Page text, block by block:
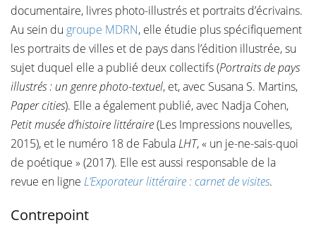
documentaire, livres photo-illustrés et portraits d’écrivains.
Au sein du groupe MDRN, elle étudie plus spécifiquement
les portraits de villes et de pays dans l’édition illustrée, su
sujet duquel elle a publié deux collectifs (Portraits de pays
illustrés : un genre photo-textuel, et, avec Susana S. Martins,
Paper cities). Elle a également publié, avec Nadja Cohen,
Petit musée d’histoire littéraire(Les Impressions nouvelles,
2015), et le numéro 18 de FabulaLHT, « un je-ne-sais-quoi
de poétique » (2017). Elle est aussi responsable de la
revue en ligne L’Exporateur littéraire : carnet de visites.
Contrepoint